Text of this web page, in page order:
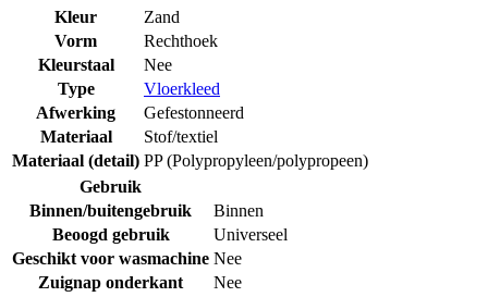
Kleur
Zand
Vorm
Rechthoek
Kleurstaal
Nee
Type
Vloerkleed
Afwerking
Gefestonneerd
Materiaal
Stof/textiel
Materiaal (detail) PP (Polypropyleen/polypropeen)
Gebruik
Binnen/buitengebruik
Binnen
Beoogd gebruik
Universeel
Geschikt voor wasmachine Nee
Zuignap onderkant
Nee